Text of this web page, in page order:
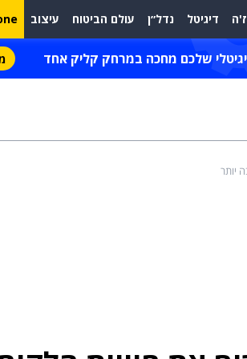
דיגיטל נדל״ן עולם הביטוח עיצוב
שלכם מחכה במרחק קליק אחד
יותר